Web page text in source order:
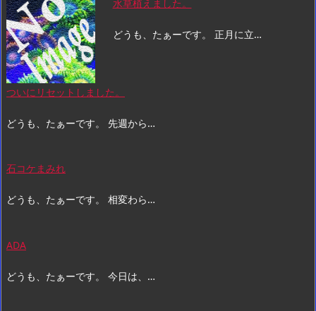
水草植えました。
どうも、たぁーです。 正月に立…
ついにリセットしました。
どうも、たぁーです。 先週から…
石コケまみれ
どうも、たぁーです。 相変わら…
ADA
どうも、たぁーです。 今日は、…